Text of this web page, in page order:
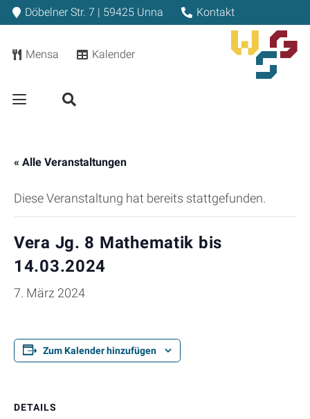
Döbelner Str. 7 | 59425 Unna Kontakt
Mensa Kalender
« Alle Veranstaltungen
Diese Veranstaltung hat bereits stattgefunden.
Vera Jg. 8 Mathematik bis
14.03.2024
7. März 2024
Zum Kalender hinzufügen
DETAILS